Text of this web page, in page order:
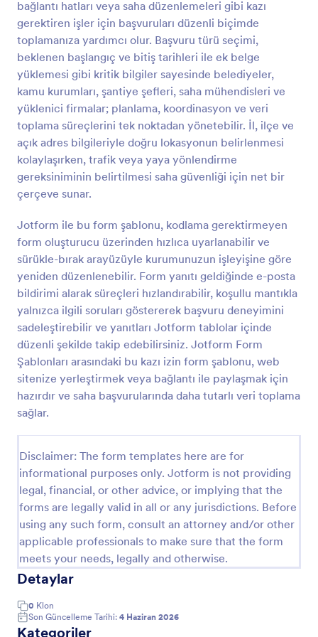
bağlantı hatları veya saha düzenlemeleri gibi kazı
gerektiren işler için başvuruları düzenli biçimde
toplamanıza yardımcı olur. Başvuru türü seçimi,
beklenen başlangıç ve bitiş tarihleri ile ek belge
yüklemesi gibi kritik bilgiler sayesinde belediyeler,
kamu kurumları, şantiye şefleri, saha mühendisleri ve
yüklenici firmalar; planlama, koordinasyon ve veri
toplama süreçlerini tek noktadan yönetebilir. İl, ilçe ve
açık adres bilgileriyle doğru lokasyonun belirlenmesi
kolaylaşırken, trafik veya yaya yönlendirme
gereksiniminin belirtilmesi saha güvenliği için net bir
çerçeve sunar.
Jotform ile bu form şablonu, kodlama gerektirmeyen
form oluşturucu üzerinden hızlıca uyarlanabilir ve
sürükle-bırak arayüzüyle kurumunuzun işleyişine göre
yeniden düzenlenebilir. Form yanıtı geldiğinde e-posta
bildirimi alarak süreçleri hızlandırabilir, koşullu mantıkla
yalnızca ilgili soruları göstererek başvuru deneyimini
sadeleştirebilir ve yanıtları Jotform tablolar içinde
düzenli şekilde takip edebilirsiniz. Jotform Form
Şablonları arasındaki bu kazı izin form şablonu, web
sitenize yerleştirmek veya bağlantı ile paylaşmak için
hazırdır ve saha başvurularında daha tutarlı veri toplama
sağlar.
Disclaimer: The form templates here are for
informational purposes only. Jotform is not providing
legal, financial, or other advice, or implying that the
forms are legally valid in all or any jurisdictions. Before
using any such form, consult an attorney and/or other
applicable professionals to make sure that the form
meets your needs, legally and otherwise.
Detaylar
0 Klon
Son Güncelleme Tarihi: 4 Haziran 2026
Kategoriler
Önizleme
Şantiye İş İlerleme Raporu Formu
Şantiye İş İlerleme Raporu Formu ile saha
ilerlemesini düzenli raporlayın, ekip ve paydaşlarla
güncel durumu paylaşın ve Jotform üzerinden veri
toplama sürecini tek noktadan yönetin.
Go to Category:
Şablon Kullan
Önizleme